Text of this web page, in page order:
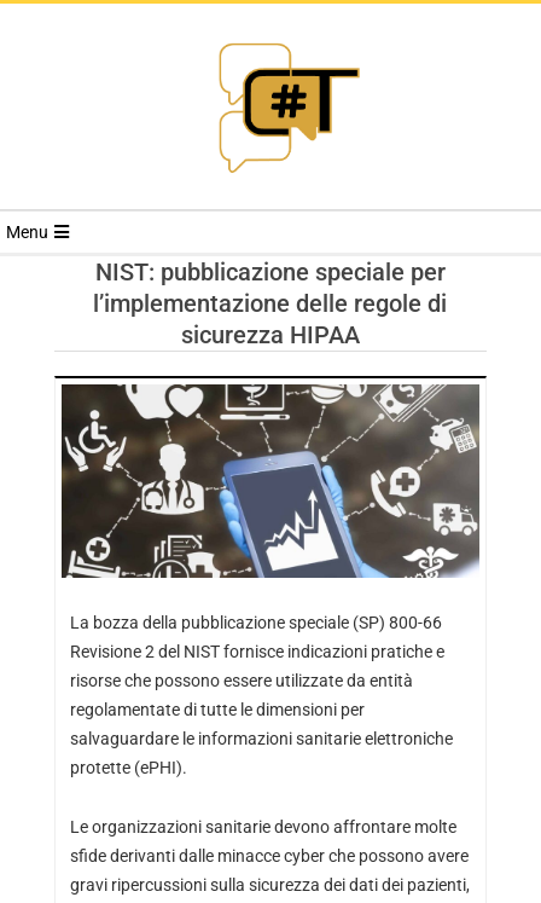
RIVISTA
TRENDS
Menu
NIST: pubblicazione speciale per
l’implementazione delle regole di
sicurezza HIPAA
La bozza della pubblicazione speciale (SP) 800-66
Revisione 2 del NIST fornisce indicazioni pratiche e
risorse che possono essere utilizzate da entità
regolamentate di tutte le dimensioni per
salvaguardare le informazioni sanitarie elettroniche
protette (ePHI).
Le organizzazioni sanitarie devono affrontare molte
sfide derivanti dalle minacce cyber che possono avere
gravi ripercussioni sulla sicurezza dei dati dei pazienti,